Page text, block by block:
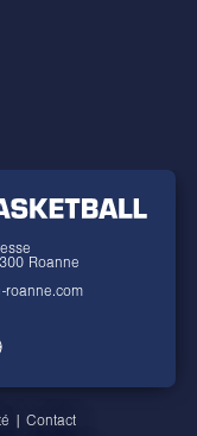
Roanne
roanne.com
| Contact